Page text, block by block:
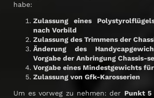
habe:
Zulassung eines
nach Vorbild
Zulassung des Trimmens der
Änderung des
Vorgabe der Anbringung Chassis-
Vorgabe eines Mindestgewichts
Zulassung von Gfk-Karosserien
Um es vorweg zu nehmen: der Punkt 5